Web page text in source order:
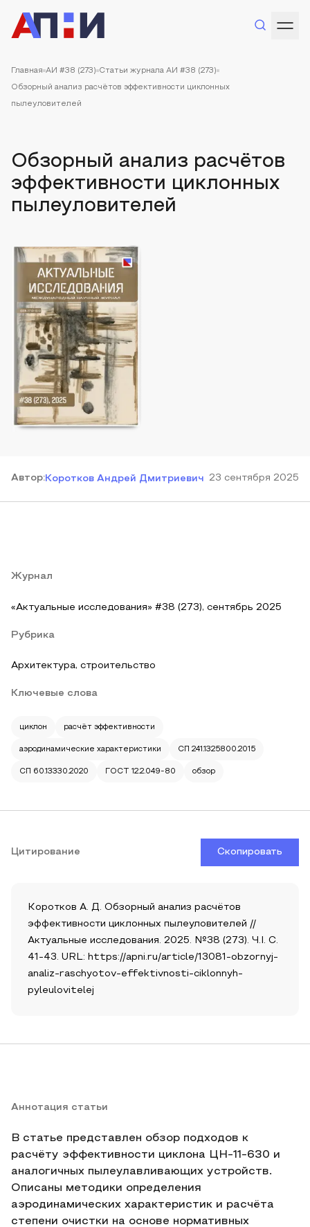
Главная АИ #38 (273) Статьи журнала АИ #38 (273)
Обзорный анализ расчётов эффективности циклонных
пылеуловителей
Обзорный анализ расчётов
эффективности циклонных
пылеуловителей
Автор:Коротков Андрей Дмитриевич 23 сентября 2025
Журнал
«Актуальные исследования» #38 (273), сентябрь 2025
Рубрика
Архитектура, строительство
Ключевые слова
циклон расчёт эффективности
аэродинамические характеристики СП 241.1325800.2015
СП 60.13330.2020 ГОСТ 12.2.049‑80 обзор
Цитирование Скопировать
Коротков А. Д. Обзорный анализ расчётов
эффективности циклонных пылеуловителей //
Актуальные исследования. 2025. №38 (273). Ч.I. С.
41-43. URL: https://apni.ru/article/13081-obzornyj-
analiz-raschyotov-effektivnosti-ciklonnyh-
pyleulovitelej
Аннотация статьи
В статье представлен обзор подходов к
расчёту эффективности циклона ЦН‑11‑630 и
аналогичных пылеулавливающих устройств.
Описаны методики определения
аэродинамических характеристик и расчёта
степени очистки на основе нормативных